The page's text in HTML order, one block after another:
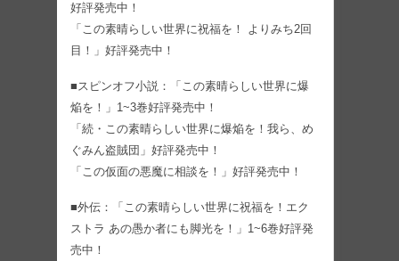
好評発売中！
「この素晴らしい世界に祝福を！ よりみち2回
目！」好評発売中！
■スピンオフ小説：「この素晴らしい世界に爆
焔を！」1~3巻好評発売中！
「続・この素晴らしい世界に爆焔を！我ら、め
ぐみん盗賊団」好評発売中！
「この仮面の悪魔に相談を！」好評発売中！
■外伝：「この素晴らしい世界に祝福を！エク
ストラ あの愚か者にも脚光を！」1~6巻好評発
売中！